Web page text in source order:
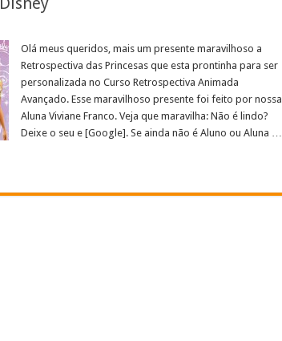
Olá meus queridos, mais um presente maravilhoso a
Retrospectiva das Princesas que esta prontinha para ser
personalizada no Curso Retrospectiva Animada
Avançado. Esse maravilhoso presente foi feito por nossa
Aluna Viviane Franco. Veja que maravilha: Não é lindo?
Deixe o seu e [Google]. Se ainda não é Aluno ou Aluna …